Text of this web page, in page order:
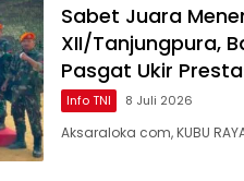
Sabet Juara
XII/Tanjungpura,
Pasgat Ukir
Info TNI 8 Juli 2026
Aksaraloka com, ​KUBU